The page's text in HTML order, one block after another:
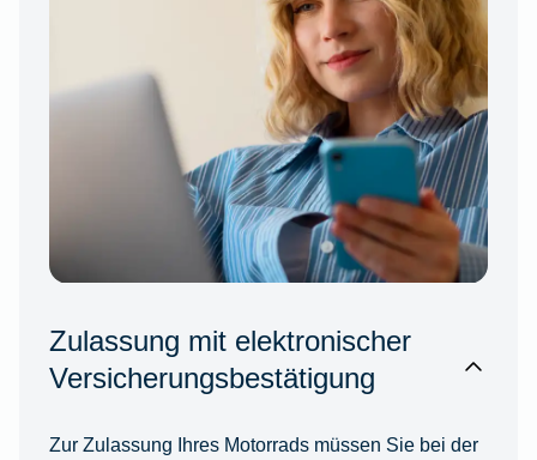
Zulassung mit elektronischer
Versicherungsbestätigung
Zur Zulassung Ihres Motorrads müssen Sie bei der